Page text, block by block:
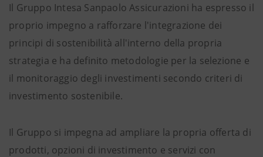
Il Gruppo Intesa Sanpaolo Assicurazioni ha espresso il
proprio impegno a rafforzare l'integrazione dei
principi di sostenibilità all'interno della propria
strategia e ha definito metodologie per la selezione e
il monitoraggio degli investimenti secondo criteri di
investimento sostenibile.
Il Gruppo si impegna ad ampliare la propria offerta di
prodotti, opzioni di investimento e servizi con